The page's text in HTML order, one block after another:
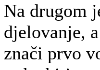
Na drugom
djelovanje,
znači prvo